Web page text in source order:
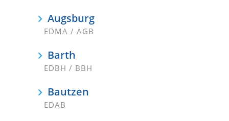
Augsburg
EDMA / AGB
Barth
EDBH / BBH
Bautzen
EDAB